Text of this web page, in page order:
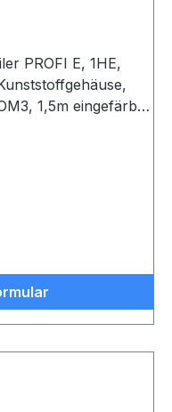
E, 1HE,
1,5m eingefärbt,